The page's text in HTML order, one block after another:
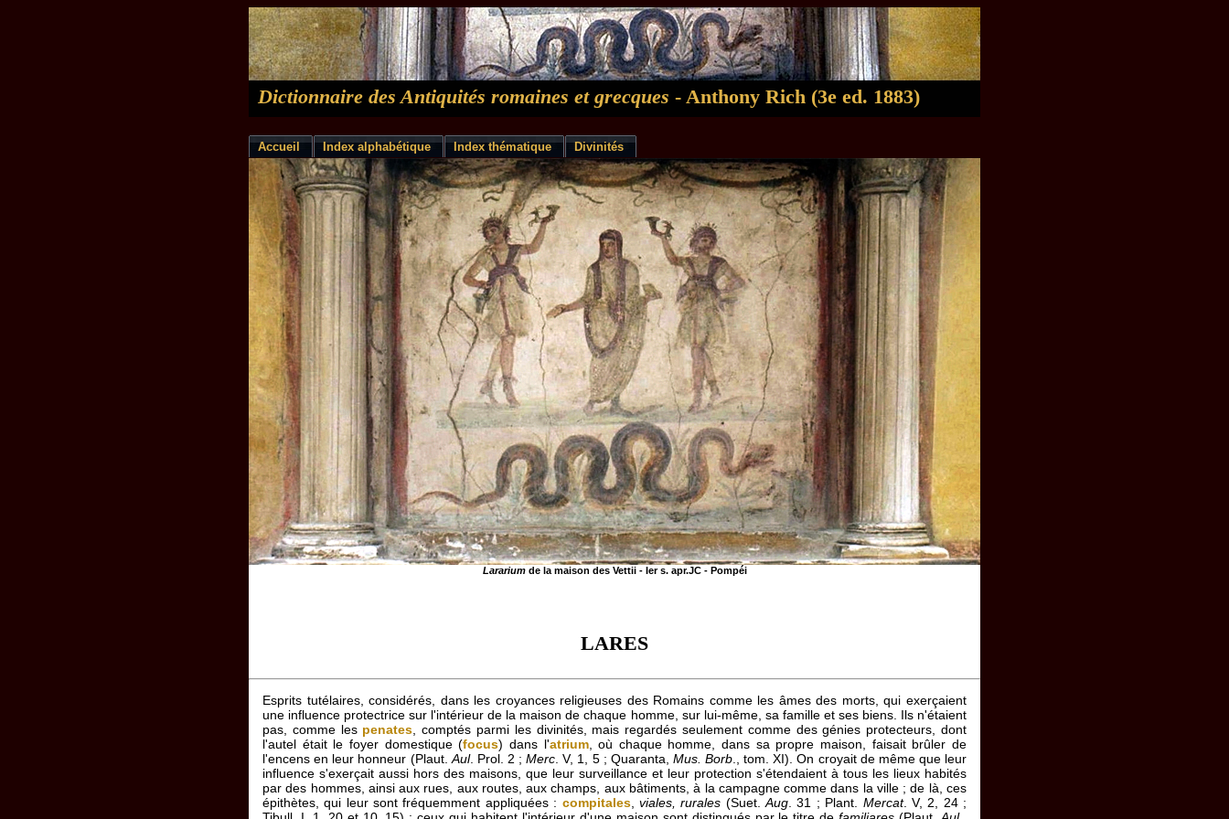
Dictionnaire des Antiquités romaines et grecques - Anthony Rich (3e ed. 1883)
Accueil Index alphabétique Index thématique Divinités
Larariumde la maison des Vettii - Ier s. apr.JC - Pompéi
LARES
Esprits tutélaires, considérés, dans les croyances religieuses des Romains comme les âmes des morts, qui exerçaient
une influence protectrice sur l'intérieur de la maison de chaque homme, sur lui-même, sa famille et ses biens. Ils n'étaient
pas, comme les penates , comptés parmi les divinités, mais regardés seulement comme des génies protecteurs, dont
l'autel était le foyer domestique (focus) dans l'atrium, où chaque homme, dans sa propre maison, faisait brûler de
l'encens en leur honneur (Plaut. Aul. Prol. 2 ;Merc . V, 1, 5 ; Quaranta, Mus. Borb ., tom. XI). On croyait de même que leur
influence s'exerçait aussi hors des maisons, que leur surveillance et leur protection s'étendaient à tous les lieux habités
par des hommes, ainsi aux rues, aux routes, aux champs, aux bâtiments, à la campagne comme dans la ville ; de là, ces
épithètes, qui leur sont fréquemment appliquées : compitales, viales, rurales (Suet.Aug . 31 ; Plant. Mercat. V, 2, 24 ;